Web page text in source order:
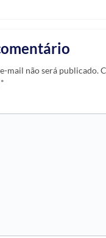
mail não será publicado.
*